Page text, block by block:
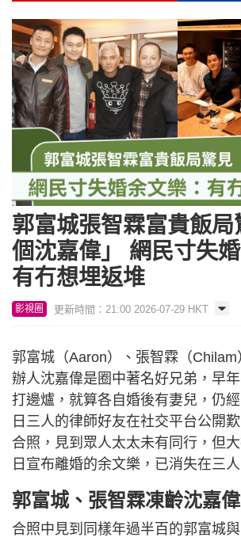
郭富城張智霖富貴飯局
個沈嘉偉」 網民寸失婚
有冇想埋返堆
影視圈 更新時間：21:00 2026-07-29 HKT
郭富城（Aaron）、張智霖（Chilam
辦人沈嘉偉是圈中著名好兄弟，早
打邊爐，就算各自婚後有妻兒，仍
日三人的律師好友在社交平台公開
合照，見到眾人太太未有同行，但
日宣布離婚的余文樂，已消失在三
郭富城、張智霖凍齡沈嘉
合照中見到同樣年過半百的郭富城